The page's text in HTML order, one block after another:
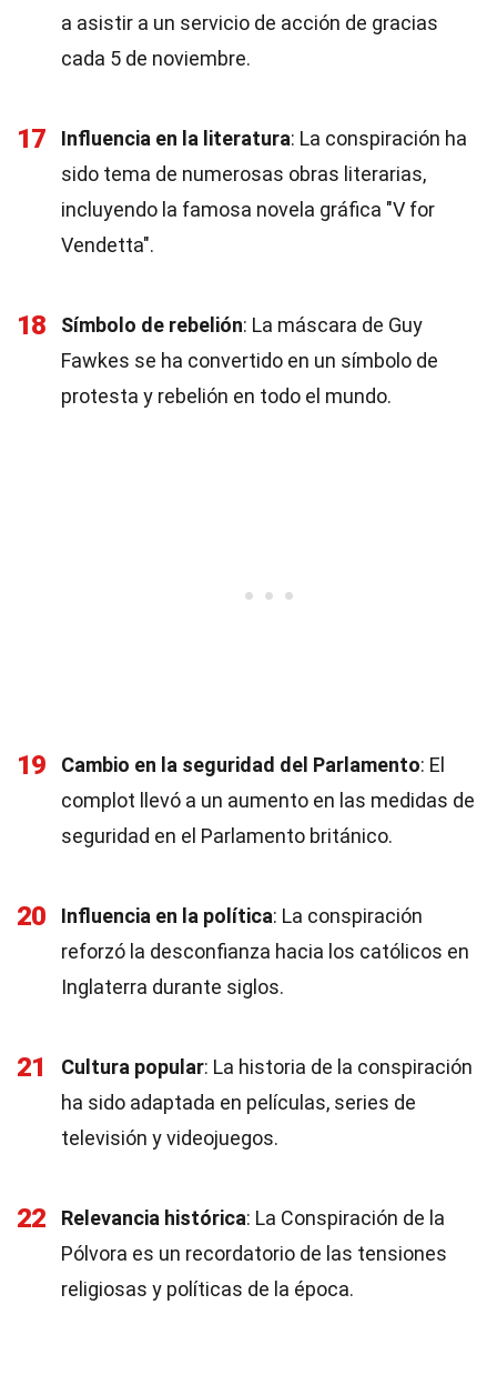
a asistir a un servicio de acción de gracias
cada 5 de noviembre.
17 Influencia en la literatura: La conspiración ha
sido tema de numerosas obras literarias,
incluyendo la famosa novela gráfica "V for
Vendetta".
18 Símbolo de rebelión: La máscara de Guy
Fawkes se ha convertido en un símbolo de
protesta y rebelión en todo el mundo.
19 Cambio en la seguridad del Parlamento: El
complot llevó a un aumento en las medidas de
seguridad en el Parlamento británico.
20 Influencia en la política: La conspiración
reforzó la desconfianza hacia los católicos en
Inglaterra durante siglos.
21 Cultura popular: La historia de la conspiración
ha sido adaptada en películas, series de
televisión y videojuegos.
22 Relevancia histórica: La Conspiración de la
Pólvora es un recordatorio de las tensiones
religiosas y políticas de la época.